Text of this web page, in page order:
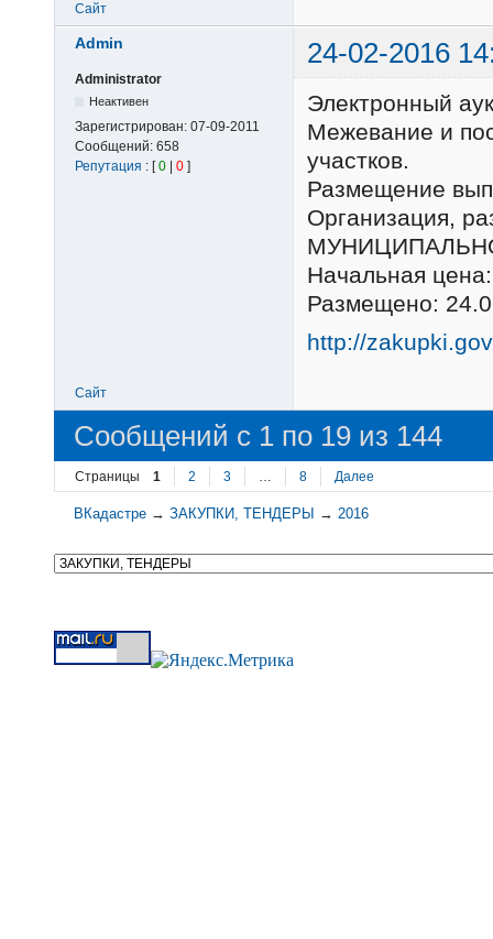
Сайт
Admin 24-02-2016
Administrator
Неактивен
Зарегистрирован: 07-09-2011
Сообщений: 658
Репутация : [0 | 0 ]
Электронный
Межевание и
участков.
Размещение
Организация,
Начальная
Размещено:
http://
Сайт
Сообщений с 1 по 19 из 144
Страницы 1 2 3 8 Далее
ВКадастре →ЗАКУПКИ, ТЕНДЕРЫ → 2016